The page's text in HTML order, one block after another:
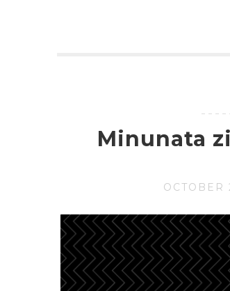
Minunata
OCTOBER